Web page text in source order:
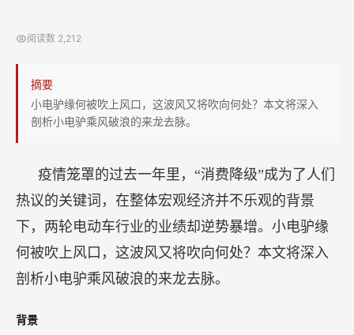
浪?
阅读数 2,212
摘要
小电驴缘何被吹上风口，这波风又将吹向何处？本文将深入
剖析小电驴乘风破浪的来龙去脉。
疫情笼罩的过去一年里，“消费降级”成为了人们
热议的关键词，在整体宏观经济并不乐观的背景
下，两轮电动车行业的业绩却逆势暴增。小电驴缘
何被吹上风口，这波风又将吹向何处？本文将深入
剖析小电驴乘风破浪的来龙去脉。
背景